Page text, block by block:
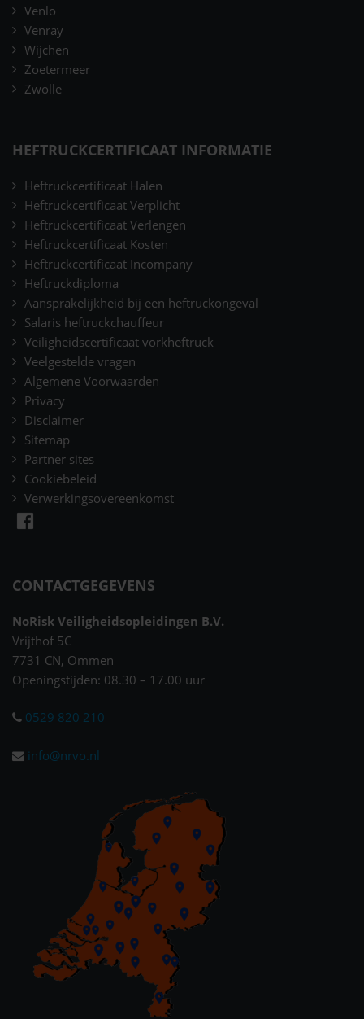
Venlo
Venray
Wijchen
Zoetermeer
Zwolle
HEFTRUCKCERTIFICAAT INFORMATIE
Heftruckcertificaat Halen
Heftruckcertificaat Verplicht
Heftruckcertificaat Verlengen
Heftruckcertificaat Kosten
Heftruckcertificaat Incompany
Heftruckdiploma
Aansprakelijkheid bij een heftruckongeval
Salaris heftruckchauffeur
Veiligheidscertificaat vorkheftruck
Veelgestelde vragen
Algemene Voorwaarden
Privacy
Disclaimer
Sitemap
Partner sites
Cookiebeleid
Verwerkingsovereenkomst
CONTACTGEGEVENS
NoRisk Veiligheidsopleidingen B.V.
Vrijthof 5C
7731 CN, Ommen
Openingstijden: 08.30 – 17.00 uur
0529 820 210
info@nrvo.nl